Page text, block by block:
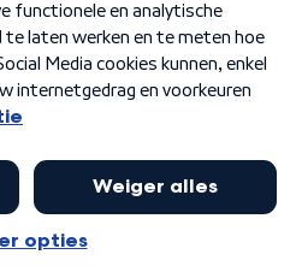
Privacybeleid